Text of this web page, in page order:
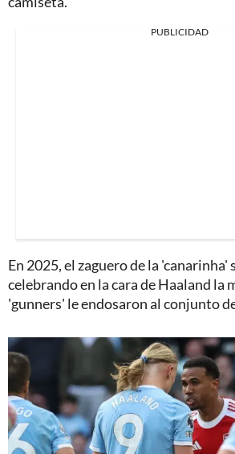
PUBLICIDAD
En 2025, el zaguero de la 'canarinha'
celebrando en la cara de Haaland la
'gunners' le endosaron al conjunto